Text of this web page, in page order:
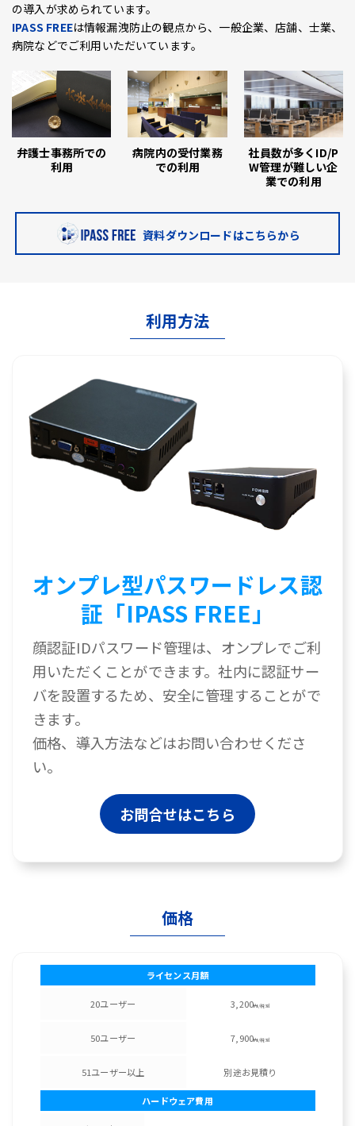
の導入が求められています。
IPASS FREEは情報漏洩防止の観点から、一般企業、店舗、士業、
病院などでご利用いただいています。
弁護士事務所での
利用
病院内の受付業務
での利用
社員数が多くID/P
W管理が難しい企
業での利用
資料ダウンロードはこちらから
利用方法
オンプレ型パスワードレス認
証「IPASS FREE」
顔認証IDパスワード管理は、オンプレでご利
用いただくことができます。社内に認証サー
バを設置するため、安全に管理することがで
きます。
価格、導入方法などはお問い合わせくださ
い。
お問合せはこちら
価格
ライセンス月額
20ユーザー 3,200円/税別
50ユーザー 7,900円/税別
51ユーザー以上 別途お見積り
ハードウェア費用